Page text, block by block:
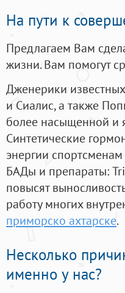
На пути к
Предлагаем Вам
жизни. Вам помогут
Дженерики
и Сиалис, а также
более насыщенной и
Синтетические
энергии
БАДы и препараты:
повысят
работу многих
приморско ахтарске.
Несколько
именно у нас?